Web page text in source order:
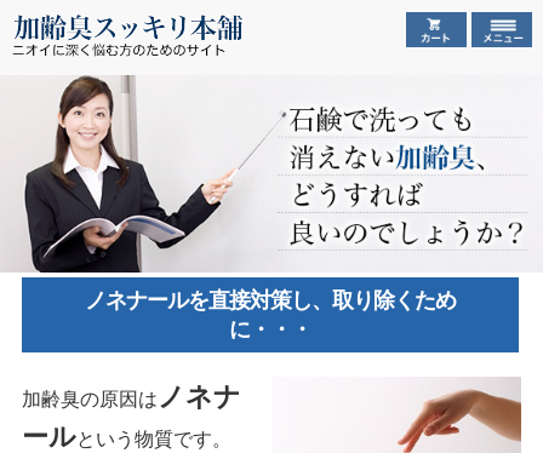
ノネナールを直接対策し、取り除くため
に・・・
加齢臭の原因は ノネナ
ールという物質です。